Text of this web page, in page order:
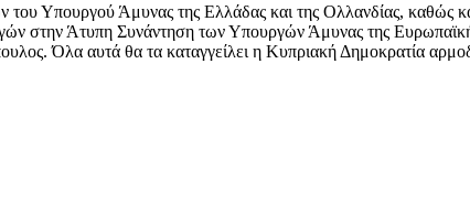
Υπουργού Άμυνας της Ελλάδας και της Ολλανδίας, καθώς
στην Άτυπη Συνάντηση των Υπουργών Άμυνας της
Όλα αυτά θα τα καταγγείλει η Κυπριακή Δημοκρατία